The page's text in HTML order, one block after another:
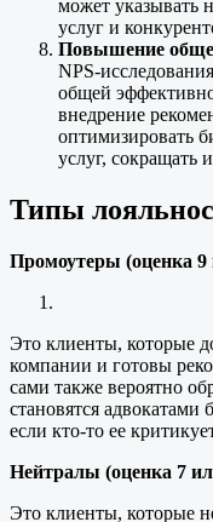
может указывать
услуг и
Повышение
NPS-
общей
внедрение
оптимизировать
услуг, сокращать
Типы
Промоутеры (оценка 9
Это клиенты, которые
компании и готовы
сами также вероятно
становятся
если кто-то ее
Нейтралы (оценка 7
Это клиенты, которые